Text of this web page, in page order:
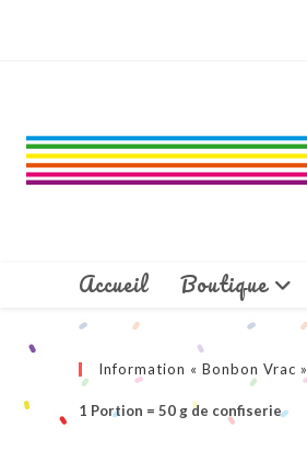
Accueil Boutique
Information « Bonbon Vrac »
1 Portion = 50 g de confiserie